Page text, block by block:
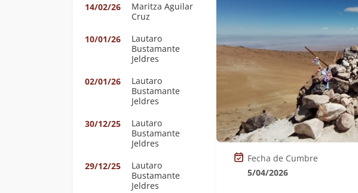
14/02/26
Maritza Aguilar
Cruz
10/01/26
Lautaro
Bustamante
Jeldres
02/01/26
Lautaro
Bustamante
Jeldres
30/12/25
Lautaro
Bustamante
Jeldres
29/12/25
Lautaro
Bustamante
Jeldres
Fecha de Cumbre
5/04/2026